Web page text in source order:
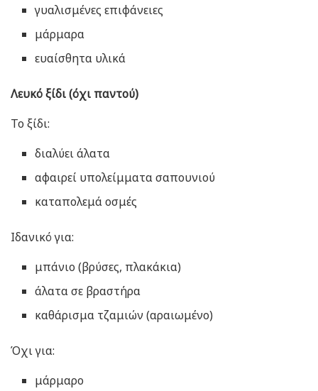
γυαλισμένες επιφάνειες
μάρμαρα
ευαίσθητα υλικά
Λευκό ξίδι (όχι παντού)
Το ξίδι:
διαλύει άλατα
αφαιρεί υπολείμματα σαπουνιού
καταπολεμά οσμές
Ιδανικό για:
μπάνιο (βρύσες, πλακάκια)
άλατα σε βραστήρα
καθάρισμα τζαμιών (αραιωμένο)
Όχι για:
μάρμαρο